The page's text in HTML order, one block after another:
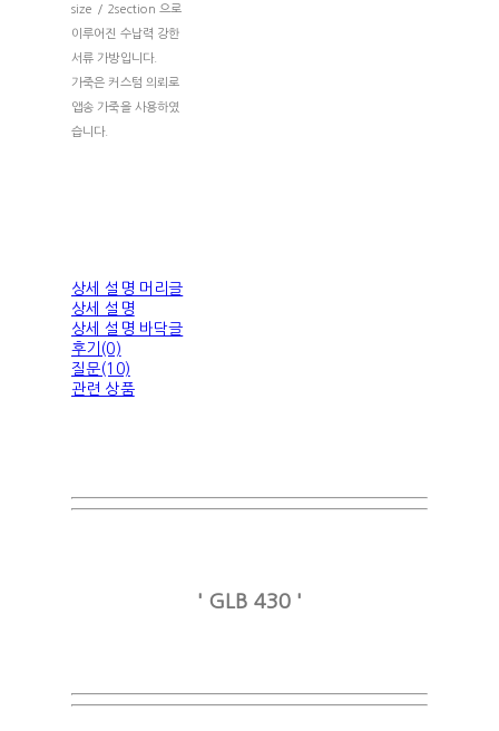
size / 2section 으로
이루어진 수납력 강한
서류 가방입니다.
가죽은 커스텀 의뢰로
앱송 가죽을 사용하였
습니다.
상세 설명 머리글
상세 설명
상세 설명 바닥글
후기(0)
질문(10)
관련 상품
' GLB 430 '